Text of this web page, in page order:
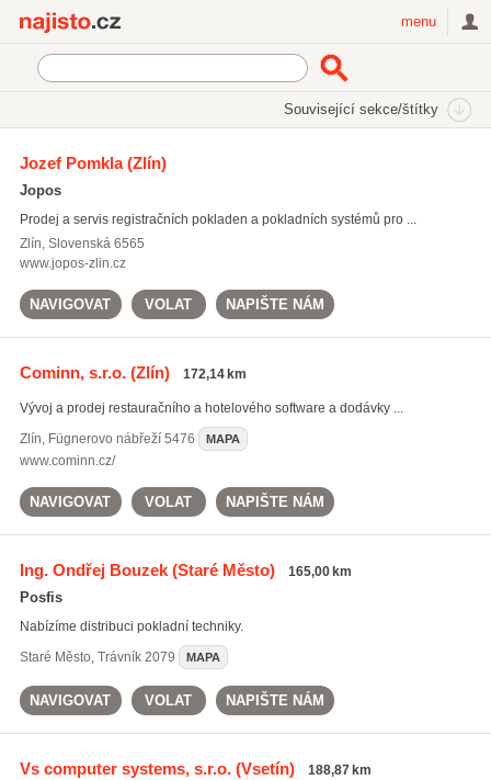
menu
Související sekce/štítky
Pokladní systémy a bankovní technika
(17)
Jozef Pomkla(Zlín)
Jopos
Prodej a servis registračních pokladen a pokladních systémů pro ...
Zlín, Slovenská 6565
www.jopos-zlin.cz
NAVIGOVAT VOLAT NAPIŠTE NÁM
Cominn, s.r.o.(Zlín) 172,14 km
Vývoj a prodej restauračního a hotelového software a dodávky ...
Zlín, Fügnerovo nábřeží 5476 MAPA
www.cominn.cz/
NAVIGOVAT VOLAT NAPIŠTE NÁM
Ing. Ondřej Bouzek(Staré Město) 165,00 km
Posfis
Nabízíme distribuci pokladní techniky.
Staré Město, Trávník 2079 MAPA
NAVIGOVAT VOLAT NAPIŠTE NÁM
Vs computer systems, s.r.o.(Vsetín) 188,87 km